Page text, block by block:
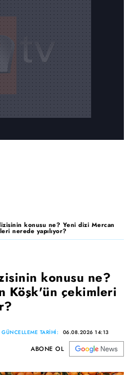
konusu ne? Yeni dizi Mercan
nerede yapılıyor?
konusu ne?
Köşk'ün çekimleri
GÜNCELLEME TARİHİ: 06.08.2026 14:13
ABONE OL